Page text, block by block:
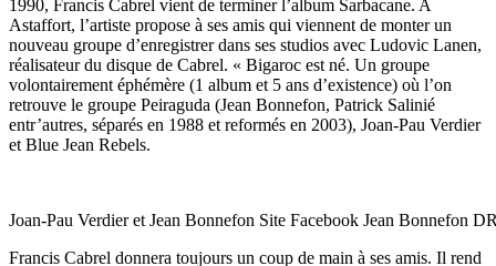
1990, Francis Cabrel vient de terminer l’album Sarbacane. A
Astaffort, l’artiste propose à ses amis qui viennent de monter un
nouveau groupe d’enregistrer dans ses studios avec Ludovic Lanen,
réalisateur du disque de Cabrel. « Bigaroc est né. Un groupe
volontairement éphémère (1 album et 5 ans d’existence) où l’on
retrouve le groupe Peiraguda (Jean Bonnefon, Patrick Salinié
entr’autres, séparés en 1988 et reformés en 2003), Joan-Pau Verdier
et Blue Jean Rebels.
Joan-Pau Verdier et Jean Bonnefon Site Facebook Jean Bonnefon
Francis Cabrel donnera toujours un coup de main à ses amis. Il rend